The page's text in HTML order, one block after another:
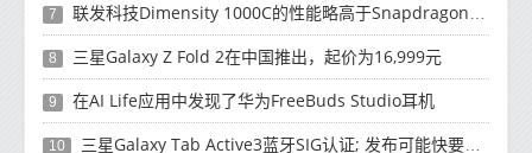
7 联发科技Dimensity 1000C的性能略高于Snapdragon 765G
8 三星Galaxy Z Fold 2在中国推出，起价为16,999元
9 在AI Life应用中发现了华为FreeBuds Studio耳机
10 三星Galaxy Tab Active3蓝牙SIG认证; 发布可能快要结束了